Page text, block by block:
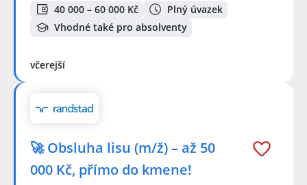
40 000 – 60 000 Kč
Plný úvazek
Vhodné také pro absolventy
včerejší
🚀 Obsluha lisu (m/ž) – až 50
000 Kč, přímo do kmene!